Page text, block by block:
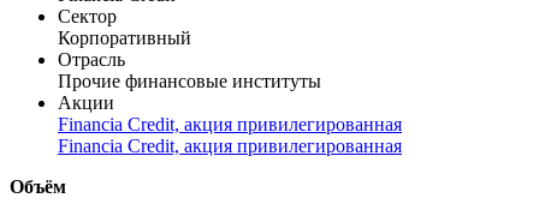
Эмитент
Financia Credit
Полное название заёмщика / эмитента
Financia Credit
Сектор
Корпоративный
Отрасль
Прочие финансовые институты
Акции